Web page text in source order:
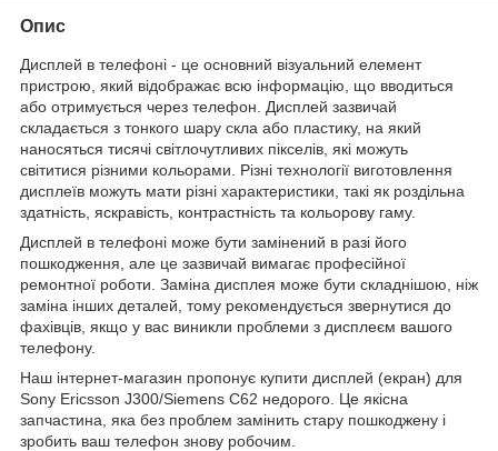
Опис
Дисплей в телефоні - це основний візуальний елемент
пристрою, який відображає всю інформацію, що вводиться
або отримується через телефон. Дисплей зазвичай
складається з тонкого шару скла або пластику, на який
наносяться тисячі світлочутливих пікселів, які можуть
світитися різними кольорами. Різні технології виготовлення
дисплеїв можуть мати різні характеристики, такі як роздільна
здатність, яскравість, контрастність та кольорову гаму.
Дисплей в телефоні може бути замінений в разі його
пошкодження, але це зазвичай вимагає професійної
ремонтної роботи. Заміна дисплея може бути складнішою, ніж
заміна інших деталей, тому рекомендується звернутися до
фахівців, якщо у вас виникли проблеми з дисплеєм вашого
телефону.
Наш інтернет-магазин пропонує купити дисплей (екран) для
Sony Ericsson J300/Siemens C62 недорого. Це якісна
запчастина, яка без проблем замінить стару пошкоджену і
зробить ваш телефон знову робочим.